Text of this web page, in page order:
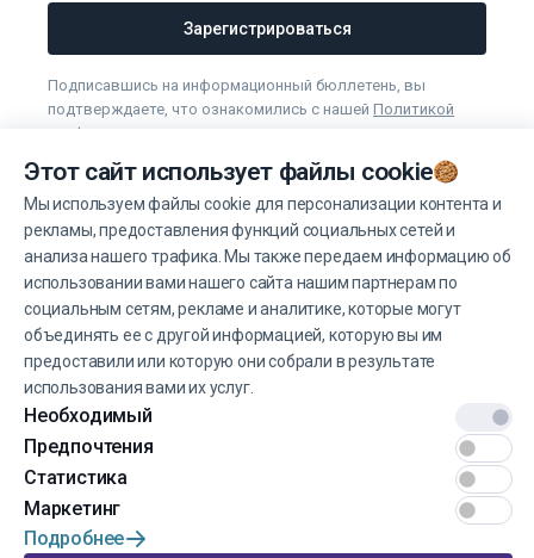
Этот сайт использует файлы cookie
Мы используем файлы cookie для персонализации контента и
рекламы, предоставления функций социальных сетей и
анализа нашего трафика. Мы также передаем информацию об
использовании вами нашего сайта нашим партнерам по
социальным сетям, рекламе и аналитике, которые могут
объединять ее с другой информацией, которую вы им
предоставили или которую они собрали в результате
использования вами их услуг.
Необходимый
Предпочтения
Статистика
Маркетинг
Подробнее
Зарегистрироваться
Подписавшись на информационный бюллетень, вы
подтверждаете, что ознакомились с нашей Политикой
конфиденциальности условиями
Вы можете отказаться от получения новостей в любое
Управление файлами cookie
© 2022 EINŠTEINS AUTOSKOLA. Все права защищены.
Условия эксплуатации
Конфиденциальность